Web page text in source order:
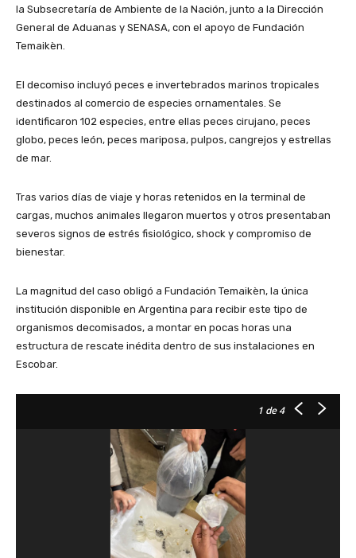
la Subsecretaría de Ambiente de la Nación, junto a la Dirección
General de Aduanas y SENASA, con el apoyo de Fundación
Temaikèn.
El decomiso incluyó peces e invertebrados marinos tropicales
destinados al comercio de especies ornamentales. Se
identificaron 102 especies, entre ellas peces cirujano, peces
globo, peces león, peces mariposa, pulpos, cangrejos y estrellas
de mar.
Tras varios días de viaje y horas retenidos en la terminal de
cargas, muchos animales llegaron muertos y otros presentaban
severos signos de estrés fisiológico, shock y compromiso de
bienestar.
La magnitud del caso obligó a Fundación Temaikèn, la única
institución disponible en Argentina para recibir este tipo de
organismos decomisados, a montar en pocas horas una
estructura de rescate inédita dentro de sus instalaciones en
Escobar.
1 de 4